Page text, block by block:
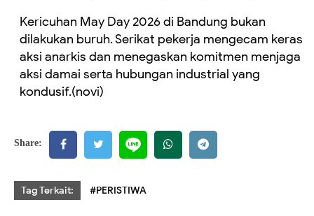
Kericuhan May Day 2026 di Bandung bukan
dilakukan buruh. Serikat pekerja mengecam keras
aksi anarkis dan menegaskan komitmen menjaga
aksi damai serta hubungan industrial yang
kondusif.(novi)
Share:
Tag Terkait: #PERISTIWA